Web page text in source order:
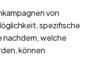
von
spezifische
nachdem, welche
können